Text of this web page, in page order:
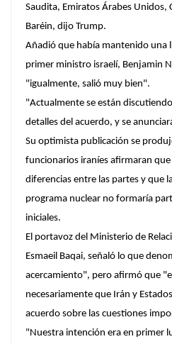
Saudita, Emiratos Árabes Unidos,
Baréin, dijo Trump.
Añadió que había mantenido una
primer ministro israelí, Benjamin
"igualmente, salió muy bien".
"Actualmente se están
detalles del acuerdo, y se
Su optimista publicación se
funcionarios iraníes afirmaran
diferencias entre las partes y que
programa nuclear no formaría
iniciales.
El portavoz del Ministerio de
Esmaeil Baqai, señaló lo que
acercamiento", pero afirmó que
necesariamente que Irán y
acuerdo sobre las cuestiones
"Nuestra intención era en primer